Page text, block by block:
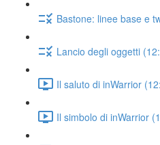
Bastone: linee base e
Lancio degli oggetti
Il saluto di inWarrior
Il simbolo di inWarrior